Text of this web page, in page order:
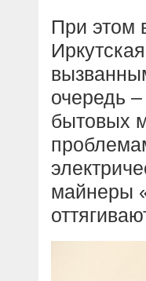
При этом
очередь –
бытовых
майнеры